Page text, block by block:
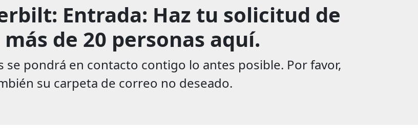
Entrada: Haz tu solicitud de
de 20 personas aquí.
pondrá en contacto contigo lo antes posible. Por favor,
su carpeta de correo no deseado.